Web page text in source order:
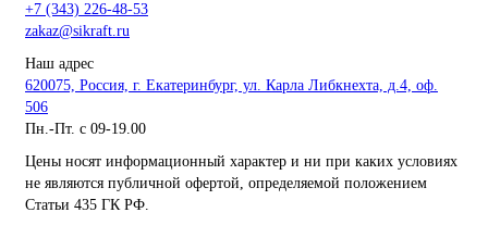
+7 (343) 226-48-53
zakaz@sikraft.ru
Наш адрес
620075, Россия, г. Екатеринбург, ул. Карла Либкнехта, д.4, оф.
506
Пн.-Пт. с 09-19.00
Цены носят информационный характер и ни при каких условиях
не являются публичной офертой, определяемой положением
Статьи 435 ГК РФ.